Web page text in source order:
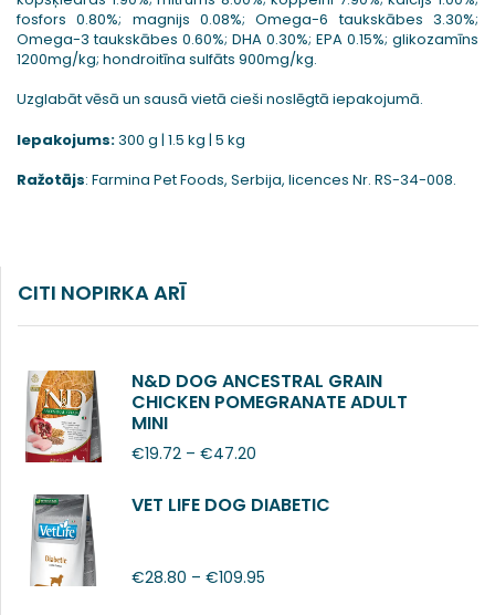
fosfors 0.80%; magnijs 0.08%; Omega-6 taukskābes 3.30%;
Omega-3 taukskābes 0.60%; DHA 0.30%; EPA 0.15%; glikozamīns
1200mg/kg; hondroitīna sulfāts 900mg/kg.
Uzglabāt vēsā un sausā vietā cieši noslēgtā iepakojumā.
Iepakojums:300 g | 1.5 kg | 5 kg
Ražotājs: Farmina Pet Foods, Serbija, licences Nr. RS-34-008.
CITI NOPIRKA ARĪ
N&D DOG ANCESTRAL GRAIN
CHICKEN POMEGRANATE ADULT
MINI
€19.72 – €47.20
VET LIFE DOG DIABETIC
€28.80 – €109.95